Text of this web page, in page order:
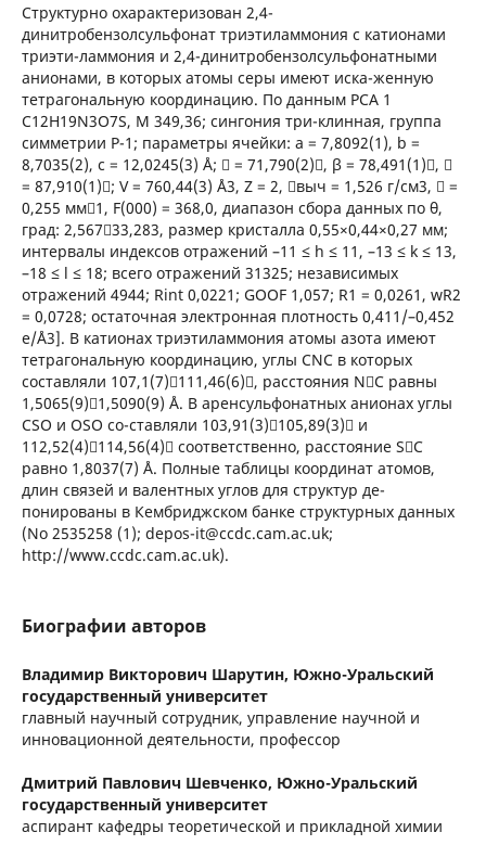
Структурно охарактеризован 2,4-
динитробензолсульфонат триэтиламмония c катионами
триэти-ламмония и 2,4-динитробензолсульфонатными
анионами, в которых атомы серы имеют иска-женную
тетрагональную координацию. По данным РСА 1
C12H19N3O7S, M 349,36; сингония три-клинная, группа
симметрии Р-1; параметры ячейки: a = 7,8092(1), b =
8,7035(2), c = 12,0245(3) Å;  = 71,790(2), β = 78,491(1), 
= 87,910(1); V = 760,44(3) Å3, Z = 2, выч = 1,526 г/см3,  =
0,255 мм1, F(000) = 368,0, диапазон сбора данных по θ,
град: 2,56733,283, размер кристалла 0,55×0,44×0,27 мм;
интервалы индексов отражений –11 ≤ h ≤ 11, –13 ≤ k ≤ 13,
–18 ≤ l ≤ 18; всего отражений 31325; независимых
отражений 4944; Rint 0,0221; GOOF 1,057; R1 = 0,0261, wR2
= 0,0728; остаточная электронная плотность 0,411/–0,452
e/Å3]. В катионах триэтиламмония атомы азота имеют
тетрагональную координацию, углы CNC в которых
составляли 107,1(7)111,46(6), расстояния NС равны
1,5065(9)1,5090(9) Å. В аренсульфонатных анионах углы
CSO и OSO со-ставляли 103,91(3)105,89(3) и
112,52(4)114,56(4) соответственно, расстояние SС
равно 1,8037(7) Å. Полные таблицы координат атомов,
длин связей и валентных углов для структур де-
понированы в Кембриджском банке структурных данных
(No 2535258 (1); depos-it@ccdc.cam.ac.uk;
http://www.ccdc.cam.ac.uk).
Биографии авторов
Владимир Викторович Шарутин, Южно-Уральский
государственный университет
главный научный сотрудник, управление научной и
инновационной деятельности, профессор
Дмитрий Павлович Шевченко, Южно-Уральский
государственный университет
аспирант кафедры теоретической и прикладной химии